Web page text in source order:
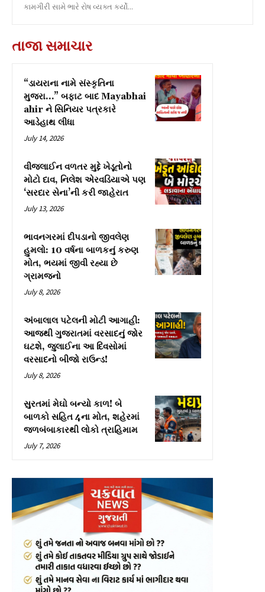
કામગીરી સામે ભારે રોષ વ્યક્ત કર્યો...
તાજા સમાચાર
“ડાયરાના નામે સંસ્કૃતિના
મુજરા…” બફાટ બાદ Mayabhai
ahir ને સિનિયર પત્રકારે
આડેહાથ લીધા
July 14, 2026
વીજલાઈન વળતર મુદ્દે ખેડૂતોનો
મોટો દાવ, નિલેશ એરવડિયાએ પણ
‘સરદાર સેના’ની કરી જાહેરાત
July 13, 2026
ભાવનગરમાં દીપડાનો જીવલેણ
હુમલો: 10 વર્ષના બાળકનું કરુણ
મોત, ભયમાં જીવી રહ્યા છે
ગ્રામજનો
July 8, 2026
અંબાલાલ પટેલની મોટી આગાહી:
આજથી ગુજરાતમાં વરસાદનું જોર
ઘટશે, જુલાઈના આ દિવસોમાં
વરસાદનો બીજો રાઉન્ડ!
July 8, 2026
સુરતમાં મેઘો બન્યો કાળ! બે
બાળકો સહિત 4ના મોત, શહેરમાં
જળબંબાકારથી લોકો ત્રાહિમામ
July 7, 2026